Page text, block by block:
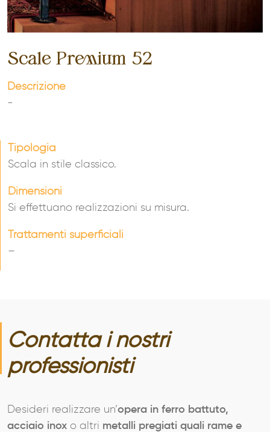
Scale Premium 52
Descrizione
-
Tipologia
Scala in stile classico.
Dimensioni
Si effettuano realizzazioni su misura.
Trattamenti superficiali
–
Contatta i nostri
professionisti
Desideri realizzare un’opera in ferro battuto,
acciaio inox o altri metalli pregiati quali rame e